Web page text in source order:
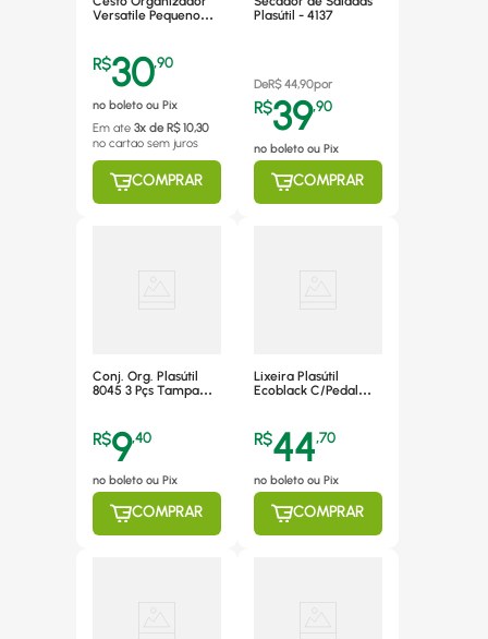
Versatile Pequeno
R$30,90
no boleto ou Pix
Em ate 3x de R$ 10,30
no cartao sem juros
COMPRAR
Plasútil - 4137
DeR$44,90por
R$39,90
no boleto ou Pix
COMPRAR
Conj. Org. Plasútil
8045 3 Pçs Tampa
R$9,40
no boleto ou Pix
COMPRAR
Lixeira Plasútil
Ecoblack C/Pedal
R$44,70
no boleto ou Pix
COMPRAR